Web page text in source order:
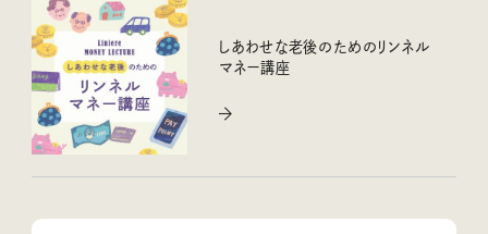
しあわせな老後のためのリンネル
マネー講座